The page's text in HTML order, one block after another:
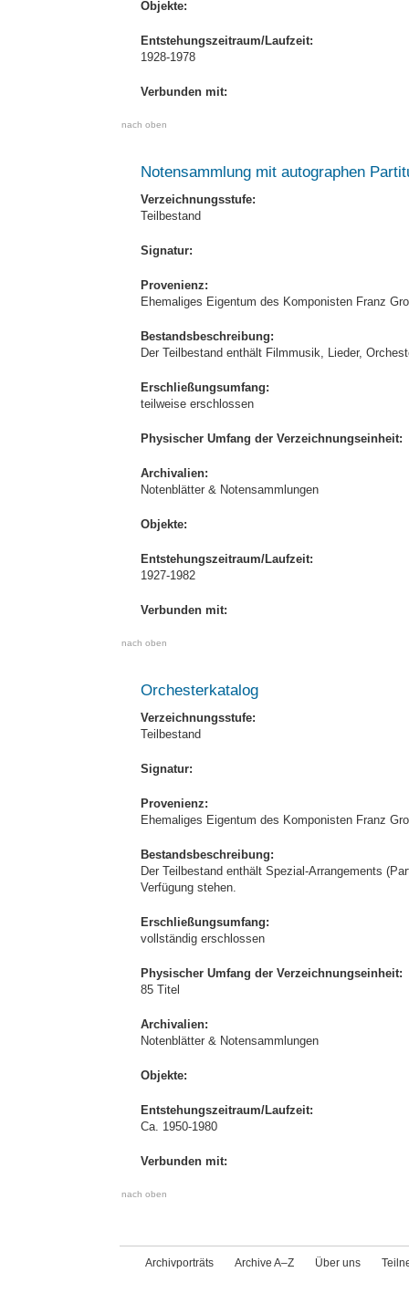
Objekte:
Entstehungszeitraum/Laufzeit:
1928-1978
Verbunden mit:
nach oben
Notensammlung mit autographen
Verzeichnungsstufe:
Teilbestand
Signatur:
Provenienz:
Ehemaliges Eigentum des Komponisten Franz
Bestandsbeschreibung:
Der Teilbestand enthält Filmmusik, Lieder,
Erschließungsumfang:
teilweise erschlossen
Physischer Umfang der Verzeichnungseinheit:
Archivalien:
Notenblätter & Notensammlungen
Objekte:
Entstehungszeitraum/Laufzeit:
1927-1982
Verbunden mit:
nach oben
Orchesterkatalog
Verzeichnungsstufe:
Teilbestand
Signatur:
Provenienz:
Ehemaliges Eigentum des Komponisten Franz
Bestandsbeschreibung:
Der Teilbestand enthält Spezial-Arrangements
Verfügung stehen.
Erschließungsumfang:
vollständig erschlossen
Physischer Umfang der Verzeichnungseinheit:
85 Titel
Archivalien:
Notenblätter & Notensammlungen
Objekte:
Entstehungszeitraum/Laufzeit:
Ca. 1950-1980
Verbunden mit:
nach oben
Archivporträts Archive A–Z Über uns